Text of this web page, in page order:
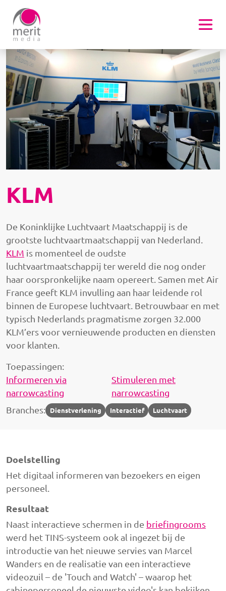
Overslaan en naar de inhoud gaan
Afbeelding
KLM
De Koninklijke Luchtvaart Maatschappij is de
grootste luchtvaartmaatschappij van Nederland.
KLM is momenteel de oudste
luchtvaartmaatschappij ter wereld die nog onder
haar oorspronkelijke naam opereert. Samen met Air
France geeft KLM invulling aan haar leidende rol
binnen de Europese luchtvaart. Betrouwbaar en met
typisch Nederlands pragmatisme zorgen 32.000
KLM’ers voor vernieuwende producten en diensten
voor klanten.
Toepassingen:
Informeren via
narrowcasting
Stimuleren met
narrowcasting
Branches: Dienstverlening Interactief Luchtvaart
Doelstelling
Het digitaal informeren van bezoekers en eigen
personeel.
Resultaat
Naast interactieve schermen in de briefingrooms
werd het TINS-systeem ook al ingezet bij de
introductie van het nieuwe servies van Marcel
Wanders en de realisatie van een interactieve
videozuil – de 'Touch and Watch' – waarop het